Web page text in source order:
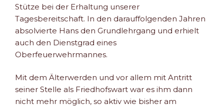
Stütze bei der Erhaltung unserer
Tagesbereitschaft. In den darauffolgenden Jahren
absolvierte Hans den Grundlehrgang und erhielt
auch den Dienstgrad eines
Oberfeuerwehrmannes.
Mit dem Älterwerden und vor allem mit Antritt
seiner Stelle als Friedhofswart war es ihm dann
nicht mehr möglich, so aktiv wie bisher am